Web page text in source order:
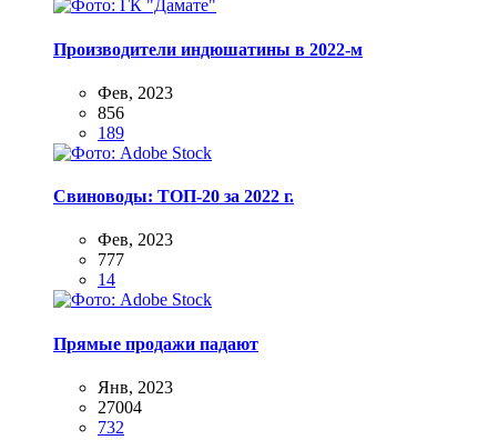
Производители индюшатины в 2022-м
Фев, 2023
856
189
Свиноводы: ТОП-20 за 2022 г.
Фев, 2023
777
14
Прямые продажи падают
Янв, 2023
27004
732